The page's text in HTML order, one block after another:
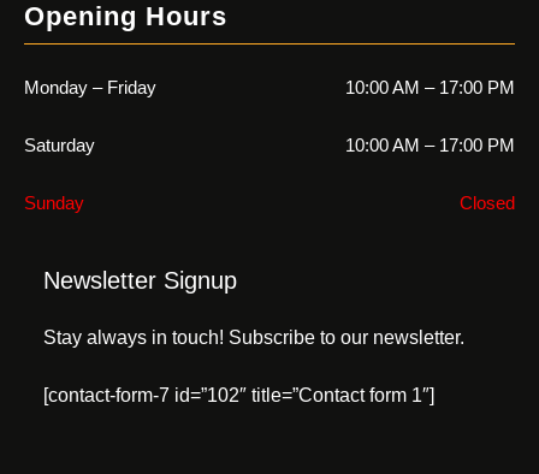
Opening Hours
Monday – Friday 10:00 AM – 17:00 PM
Saturday 10:00 AM – 17:00 PM
Sunday Closed
Newsletter Signup
Stay always in touch! Subscribe to our newsletter.
[contact-form-7 id=”102″ title=”Contact form 1″]